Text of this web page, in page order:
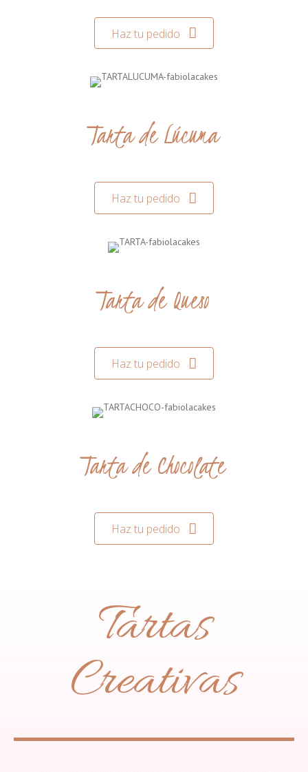
Haz tu pedido
Tarta de Lúcuma
Haz tu pedido
Tarta de Queso
Haz tu pedido
Tarta de Chocolate
Haz tu pedido
Tartas
Creativas